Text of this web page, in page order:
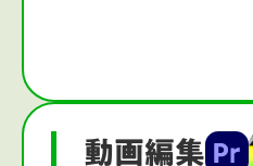
動画編集